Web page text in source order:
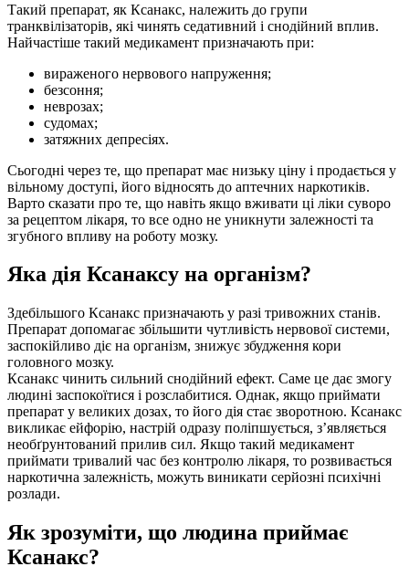
Такий препарат, як Ксанакс, належить до групи
транквілізаторів, які чинять седативний і снодійний вплив.
Найчастіше такий медикамент призначають при:
вираженого нервового напруження;
безсоння;
неврозах;
судомах;
затяжних депресіях.
Сьогодні через те, що препарат має низьку ціну і продається у
вільному доступі, його відносять до аптечних наркотиків.
Варто сказати про те, що навіть якщо вживати ці ліки суворо
за рецептом лікаря, то все одно не уникнути залежності та
згубного впливу на роботу мозку.
Яка дія Ксанаксу на організм?
Здебільшого Ксанакс призначають у разі тривожних станів.
Препарат допомагає збільшити чутливість нервової системи,
заспокійливо діє на організм, знижує збудження кори
головного мозку.
Ксанакс чинить сильний снодійний ефект. Саме це дає змогу
людині заспокоїтися і розслабитися. Однак, якщо приймати
препарат у великих дозах, то його дія стає зворотною. Ксанакс
викликає ейфорію, настрій одразу поліпшується, з’являється
необґрунтований прилив сил. Якщо такий медикамент
приймати тривалий час без контролю лікаря, то розвивається
наркотична залежність, можуть виникати серйозні психічні
розлади.
Як зрозуміти, що людина приймає
Ксанакс?